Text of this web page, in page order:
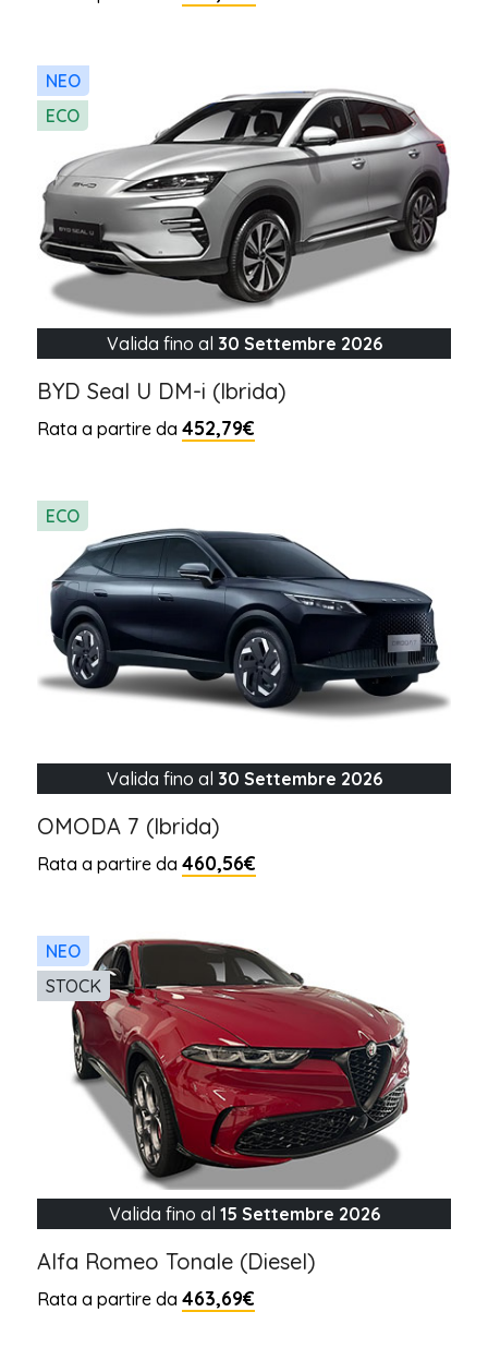
NEO
ECO
Valida fino al 30 Settembre 2026
BYD Seal U DM-i (Ibrida)
Rata a partire da452,79€
ECO
Valida fino al 30 Settembre 2026
OMODA 7 (Ibrida)
Rata a partire da460,56€
NEO
STOCK
Valida fino al 15 Settembre 2026
Alfa Romeo Tonale (Diesel)
Rata a partire da463,69€